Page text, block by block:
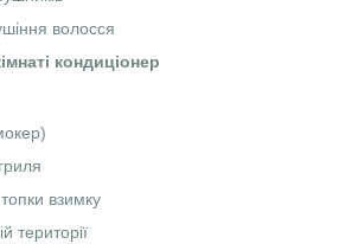
волосся
кондиціонер
взимку
території